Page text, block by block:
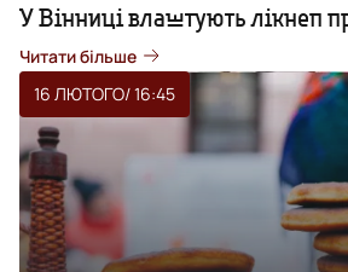
У Вінниці влаштують лікнеп
Читати більше
16 ЛЮТОГО/ 16:45